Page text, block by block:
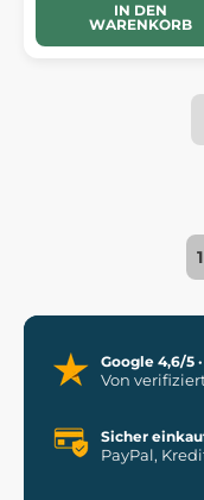
IN DEN
WARENKORB
1
Google 4,6/5
Von
Sicher
PayPal,